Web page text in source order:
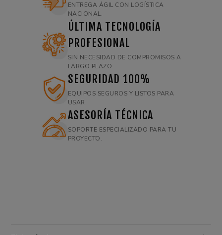
ENTREGA ÁGIL CON LOGÍSTICA
NACIONAL.
ÚLTIMA TECNOLOGÍA
PROFESIONAL
SIN NECESIDAD DE COMPROMISOS A
LARGO PLAZO.
SEGURIDAD 100%
EQUIPOS SEGUROS Y LISTOS PARA
USAR.
ASESORÍA TÉCNICA
SOPORTE ESPECIALIZADO PARA TU
PROYECTO.